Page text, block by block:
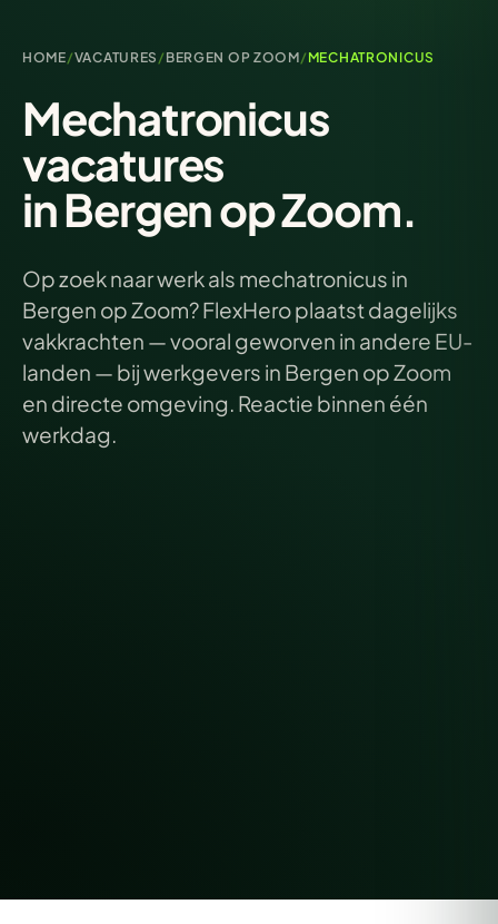
HOME/VACATURES / BERGEN OP ZOOM/ MECHATRONICUS
Mechatronicus
vacatures
in Bergen op Zoom.
Op zoek naar werk als mechatronicus in
Bergen op Zoom? FlexHero plaatst dagelijks
vakkrachten — vooral geworven in andere EU-
landen — bij werkgevers in Bergen op Zoom
en directe omgeving. Reactie binnen één
werkdag.